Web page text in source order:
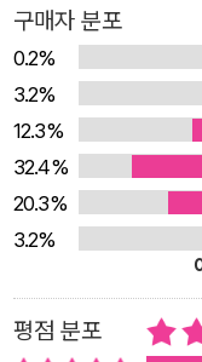
노동자, 요양원이 죽
호사, 지하철 타는
달 라이더로 일하는
노동자’ 은유의 몸을
미래를 상상하는 연
고 타인을 살리고 마
들에서 독자는 생업
우, 가수, 유튜버, 노
구매자 분포
0.2%
3.2%
12.3%
32.4%
20.3%
3.2%
평점 분포